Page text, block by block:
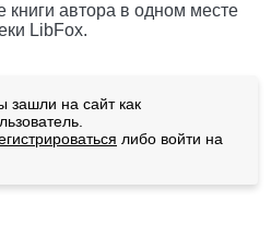
автора в одном месте
LibFox.
зашли на сайт как
либо войти на